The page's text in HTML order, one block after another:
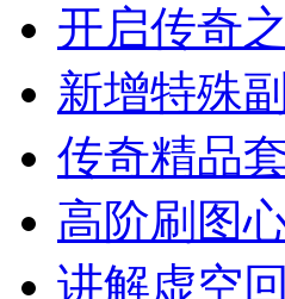
开启传奇
新增特殊
传奇精品
高阶刷图
讲解虚空